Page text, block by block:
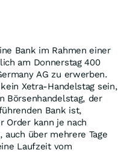
Bank im Rahmen einer
am Donnerstag 400
AG zu erwerben.
Xetra-Handelstag sein,
Börsenhandelstag, der
Bank ist,
Order kann je nach
auch über mehrere Tage
Laufzeit vom